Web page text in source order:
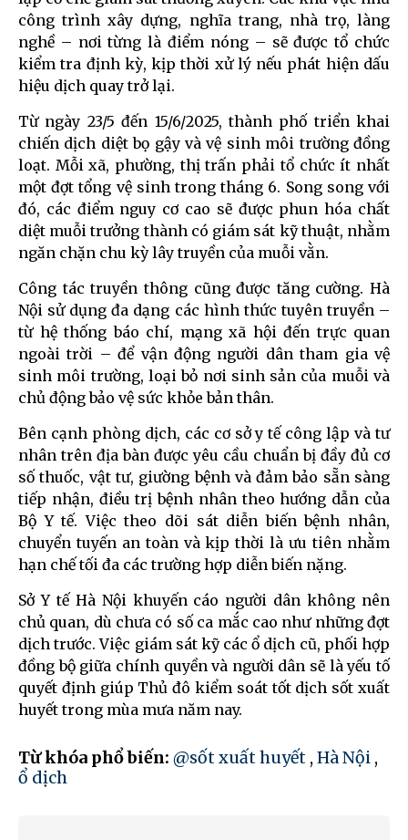
công trình xây dựng, nghĩa trang, nhà trọ, làng
nghề – nơi từng là điểm nóng – sẽ được tổ chức
kiểm tra định kỳ, kịp thời xử lý nếu phát hiện dấu
hiệu dịch quay trở lại.
Từ ngày 23/5 đến 15/6/2025, thành phố triển khai
chiến dịch diệt bọ gậy và vệ sinh môi trường đồng
loạt. Mỗi xã, phường, thị trấn phải tổ chức ít nhất
một đợt tổng vệ sinh trong tháng 6. Song song với
đó, các điểm nguy cơ cao sẽ được phun hóa chất
diệt muỗi trưởng thành có giám sát kỹ thuật, nhằm
ngăn chặn chu kỳ lây truyền của muỗi vằn.
Công tác truyền thông cũng được tăng cường. Hà
Nội sử dụng đa dạng các hình thức tuyên truyền –
từ hệ thống báo chí, mạng xã hội đến trực quan
ngoài trời – để vận động người dân tham gia vệ
sinh môi trường, loại bỏ nơi sinh sản của muỗi và
chủ động bảo vệ sức khỏe bản thân.
Bên cạnh phòng dịch, các cơ sở y tế công lập và tư
nhân trên địa bàn được yêu cầu chuẩn bị đầy đủ cơ
số thuốc, vật tư, giường bệnh và đảm bảo sẵn sàng
tiếp nhận, điều trị bệnh nhân theo hướng dẫn của
Bộ Y tế. Việc theo dõi sát diễn biến bệnh nhân,
chuyển tuyến an toàn và kịp thời là ưu tiên nhằm
hạn chế tối đa các trường hợp diễn biến nặng.
Sở Y tế Hà Nội khuyến cáo người dân không nên
chủ quan, dù chưa có số ca mắc cao như những đợt
dịch trước. Việc giám sát kỹ các ổ dịch cũ, phối hợp
đồng bộ giữa chính quyền và người dân sẽ là yếu tố
quyết định giúp Thủ đô kiểm soát tốt dịch sốt xuất
huyết trong mùa mưa năm nay.
Từ khóa phổ biến: @sốt xuất huyết , Hà Nội ,
ổ dịch